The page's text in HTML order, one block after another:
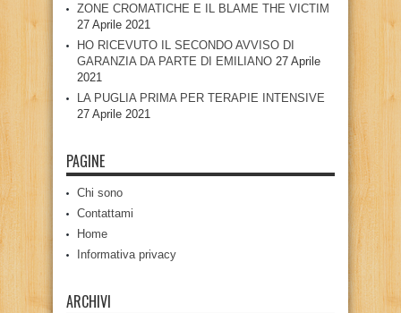
ZONE CROMATICHE E IL BLAME THE VICTIM
27 Aprile 2021
HO RICEVUTO IL SECONDO AVVISO DI
GARANZIA DA PARTE DI EMILIANO 27 Aprile
2021
LA PUGLIA PRIMA PER TERAPIE INTENSIVE
27 Aprile 2021
PAGINE
Chi sono
Contattami
Home
Informativa privacy
ARCHIVI